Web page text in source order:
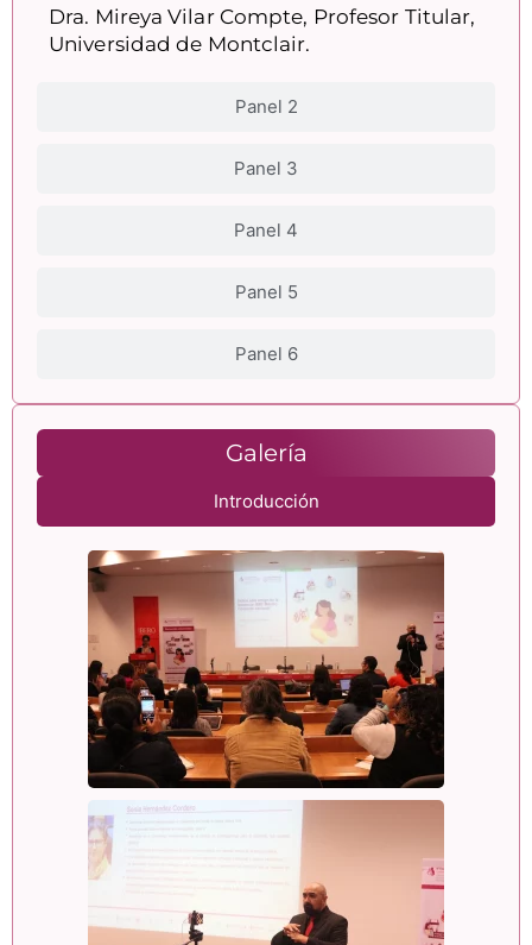
Panel 2
Panel 3
Panel 4
Panel 5
Panel 6
Dra. Mireya Vilar Compte, Profesor Titular,
Universidad de Montclair.
Galería
Introducción